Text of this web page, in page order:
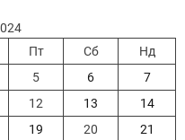
Пт Сб
Нд
5 6
7
12 13
14
19 20
21